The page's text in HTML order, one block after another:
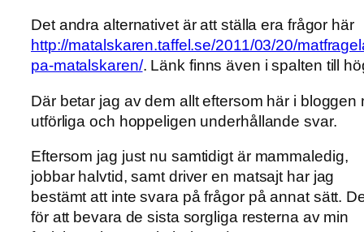
Det andra alternativet är att ställa era frågor här
http://matalskaren.taffel.se/2011/03/20/
pa-matalskaren/. Länk finns även i spalten till
Där betar jag av dem allt eftersom här i bloggen
utförliga och hoppeligen underhållande svar.
Eftersom jag just nu samtidigt är mammaledig,
jobbar halvtid, samt driver en matsajt har jag
bestämt att inte svara på frågor på annat sätt.
för att bevara de sista sorgliga resterna av min